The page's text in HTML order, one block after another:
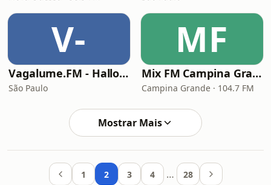
V-
Vagalume.FM - Halloween
São Paulo
MF
Mix FM Campina Grande
Campina Grande · 104.7 FM
Mostrar Mais
1 2 3 4 … 28